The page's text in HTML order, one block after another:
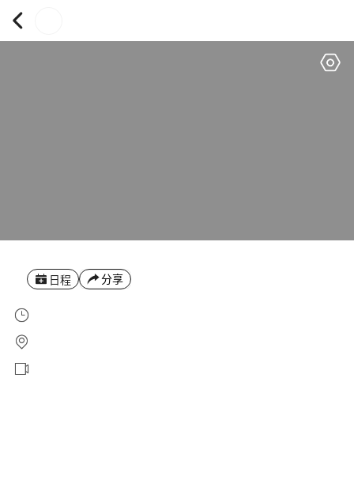
日程 分享